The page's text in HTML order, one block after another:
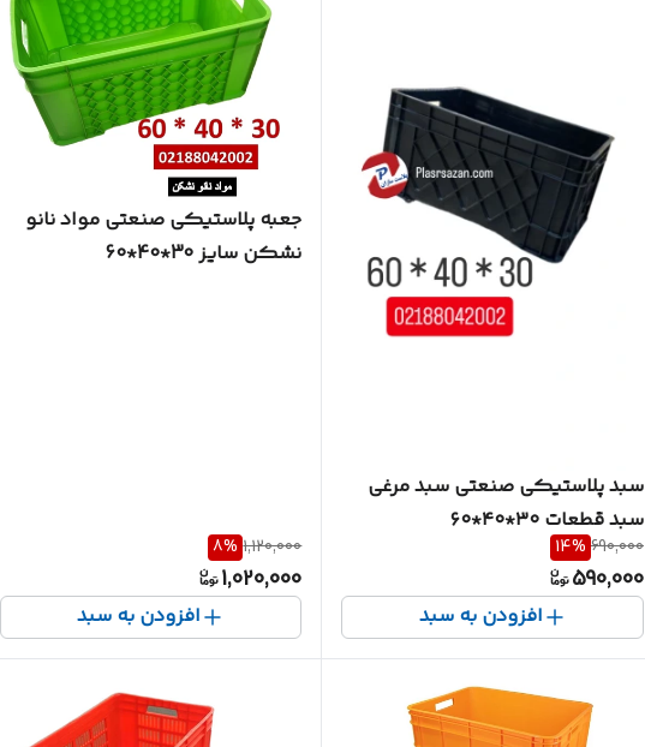
سبد پلاستیکی صنعتی سبد مرغی
سبد قطعات ۳۰*۴۰*۶۰
690,000
14%
590,000
افزودن به سبد
جعبه پلاستیکی صنعتی مواد نانو
نشکن سایز 30*40*60
1,120,000
8%
1,020,000
افزودن به سبد